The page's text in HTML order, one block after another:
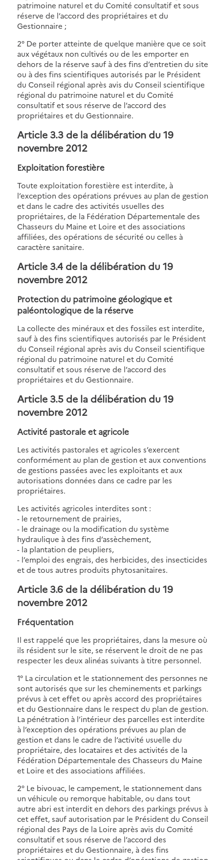
patrimoine naturel et du Comité consultatif et sous
réserve de l’accord des propriétaires et du
Gestionnaire ;
2° De porter atteinte de quelque manière que ce soit
aux végétaux non cultivés ou de les emporter en
dehors de la réserve sauf à des fins d’entretien du site
ou à des fins scientifiques autorisés par le Président
du Conseil régional après avis du Conseil scientifique
régional du patrimoine naturel et du Comité
consultatif et sous réserve de l’accord des
propriétaires et du Gestionnaire.
Article 3.3 de la délibération du 19
novembre 2012
Exploitation forestière
Toute exploitation forestière est interdite, à
l’exception des opérations prévues au plan de gestion
et dans le cadre des activités usuelles des
propriétaires, de la Fédération Départementale des
Chasseurs du Maine et Loire et des associations
affiliées, des opérations de sécurité ou celles à
caractère sanitaire.
Article 3.4 de la délibération du 19
novembre 2012
Protection du patrimoine géologique et
paléontologique de la réserve
La collecte des minéraux et des fossiles est interdite,
sauf à des fins scientifiques autorisés par le Président
du Conseil régional après avis du Conseil scientifique
régional du patrimoine naturel et du Comité
consultatif et sous réserve de l’accord des
propriétaires et du Gestionnaire.
Article 3.5 de la délibération du 19
novembre 2012
Activité pastorale et agricole
Les activités pastorales et agricoles s’exercent
conformément au plan de gestion et aux conventions
de gestions passées avec les exploitants et aux
autorisations données dans ce cadre par les
propriétaires.
Les activités agricoles interdites sont :
- le retournement de prairies,
- le drainage ou la modification du système
hydraulique à des fins d’assèchement,
- la plantation de peupliers,
- l’emploi des engrais, des herbicides, des insecticides
et de tous autres produits phytosanitaires.
Article 3.6 de la délibération du 19
novembre 2012
Fréquentation
Il est rappelé que les propriétaires, dans la mesure où
ils résident sur le site, se réservent le droit de ne pas
respecter les deux alinéas suivants à titre personnel.
1° La circulation et le stationnement des personnes ne
sont autorisés que sur les cheminements et parkings
prévus à cet effet ou après accord des propriétaires
et du Gestionnaire dans le respect du plan de gestion.
La pénétration à l’intérieur des parcelles est interdite
à l’exception des opérations prévues au plan de
gestion et dans le cadre de l’activité usuelle du
propriétaire, des locataires et des activités de la
Fédération Départementale des Chasseurs du Maine
et Loire et des associations affiliées.
2° Le bivouac, le campement, le stationnement dans
un véhicule ou remorque habitable, ou dans tout
autre abri est interdit en dehors des parkings prévus à
cet effet, sauf autorisation par le Président du Conseil
régional des Pays de la Loire après avis du Comité
consultatif et sous réserve de l’accord des
propriétaires et du Gestionnaire, à des fins